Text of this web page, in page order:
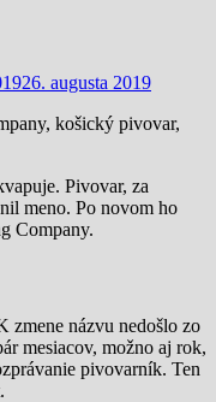
26. augusta 2019
Pivovar, za
meno. Po novom ho
Company.
zmene názvu nedošlo zo
mesiacov, možno aj rok,
pivovarník. Ten